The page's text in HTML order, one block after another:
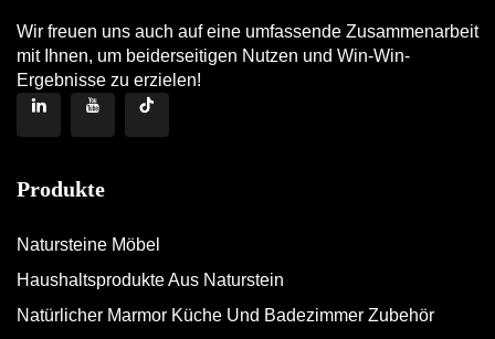
Wir freuen uns auch auf eine umfassende Zusammenarbeit
mit Ihnen, um beiderseitigen Nutzen und Win-Win-
Ergebnisse zu erzielen!
Produkte
Natursteine Möbel
Haushaltsprodukte Aus Naturstein
Natürlicher Marmor Küche Und Badezimmer Zubehör